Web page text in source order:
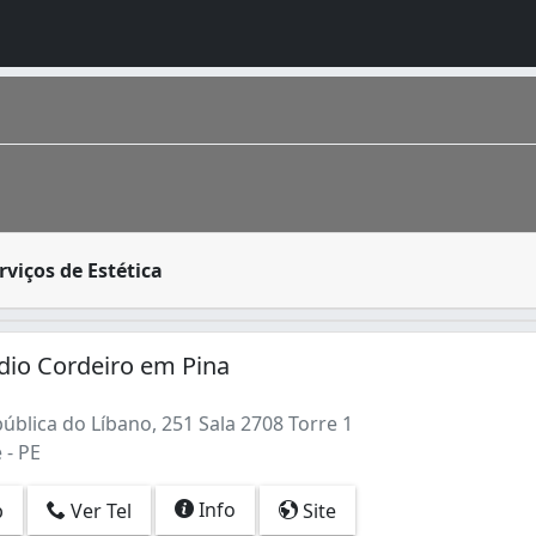
de Estética
antigas do pais, possui 1.599.513 habitantes,
Cordeiro em Pina
do Líbano, 251 Sala 2708 Torre 1
PE
Ver Tel Info Site